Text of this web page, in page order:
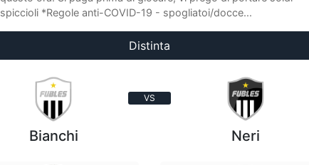
spiccioli *Regole anti-COVID-19 - spogliatoi/docce...
Distinta
VS
Bianchi Neri